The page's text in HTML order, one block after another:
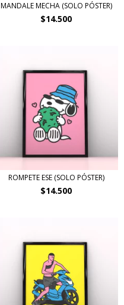
MANDALE MECHA (SOLO PÓSTER)
$14.500
ROMPETE ESE (SOLO PÓSTER)
$14.500